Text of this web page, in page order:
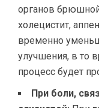
органов брюшной
холецистит,
временно
улучшения, в то
процесс будет
При боли,